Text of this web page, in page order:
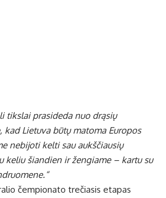
tikslai prasideda nuo drąsių
kad Lietuva būtų matoma Europos
nebijoti kelti sau aukščiausių
keliu šiandien ir žengiame – kartu su
čempionato trečiasis etapas